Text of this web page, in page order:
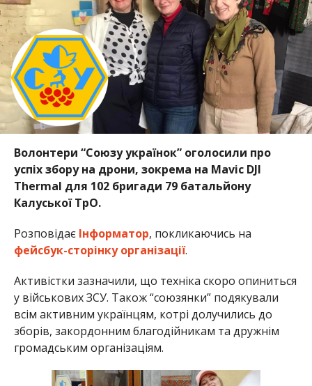
Волонтери “Союзу українок” оголосили про
успіх збору на дрони, зокрема на Mavic DJI
Thermal для 102 бригади 79 батальйону
Калуської ТрО.
Розповідає Інформатор, покликаючись на
фейсбук-сторінку організації.
Активістки зазначили, що техніка скоро опиниться
у військових ЗСУ. Також “союзянки” подякували
всім активним українцям, котрі долучились до
зборів, закордонним благодійникам та дружнім
громадським організаціям.